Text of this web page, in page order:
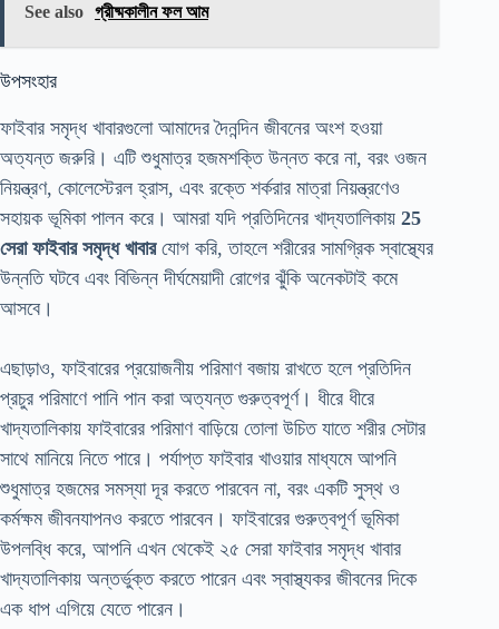
See also গ্রীষ্মকালীন ফল আম
উপসংহার
ফাইবার সমৃদ্ধ খাবারগুলো আমাদের দৈনন্দিন জীবনের অংশ হওয়া
অত্যন্ত জরুরি। এটি শুধুমাত্র হজমশক্তি উন্নত করে না, বরং ওজন
নিয়ন্ত্রণ, কোলেস্টেরল হ্রাস, এবং রক্তে শর্করার মাত্রা নিয়ন্ত্রণেও
সহায়ক ভূমিকা পালন করে। আমরা যদি প্রতিদিনের খাদ্যতালিকায় 25
সেরা ফাইবার সমৃদ্ধ খাবারযোগ করি, তাহলে শরীরের সামগ্রিক স্বাস্থ্যের
উন্নতি ঘটবে এবং বিভিন্ন দীর্ঘমেয়াদী রোগের ঝুঁকি অনেকটাই কমে
আসবে।
এছাড়াও, ফাইবারের প্রয়োজনীয় পরিমাণ বজায় রাখতে হলে প্রতিদিন
প্রচুর পরিমাণে পানি পান করা অত্যন্ত গুরুত্বপূর্ণ। ধীরে ধীরে
খাদ্যতালিকায় ফাইবারের পরিমাণ বাড়িয়ে তোলা উচিত যাতে শরীর সেটার
সাথে মানিয়ে নিতে পারে। পর্যাপ্ত ফাইবার খাওয়ার মাধ্যমে আপনি
শুধুমাত্র হজমের সমস্যা দূর করতে পারবেন না, বরং একটি সুস্থ ও
কর্মক্ষম জীবনযাপনও করতে পারবেন। ফাইবারের গুরুত্বপূর্ণ ভূমিকা
উপলব্ধি করে, আপনি এখন থেকেই ২৫ সেরা ফাইবার সমৃদ্ধ খাবার
খাদ্যতালিকায় অন্তর্ভুক্ত করতে পারেন এবং স্বাস্থ্যকর জীবনের দিকে
এক ধাপ এগিয়ে যেতে পারেন।